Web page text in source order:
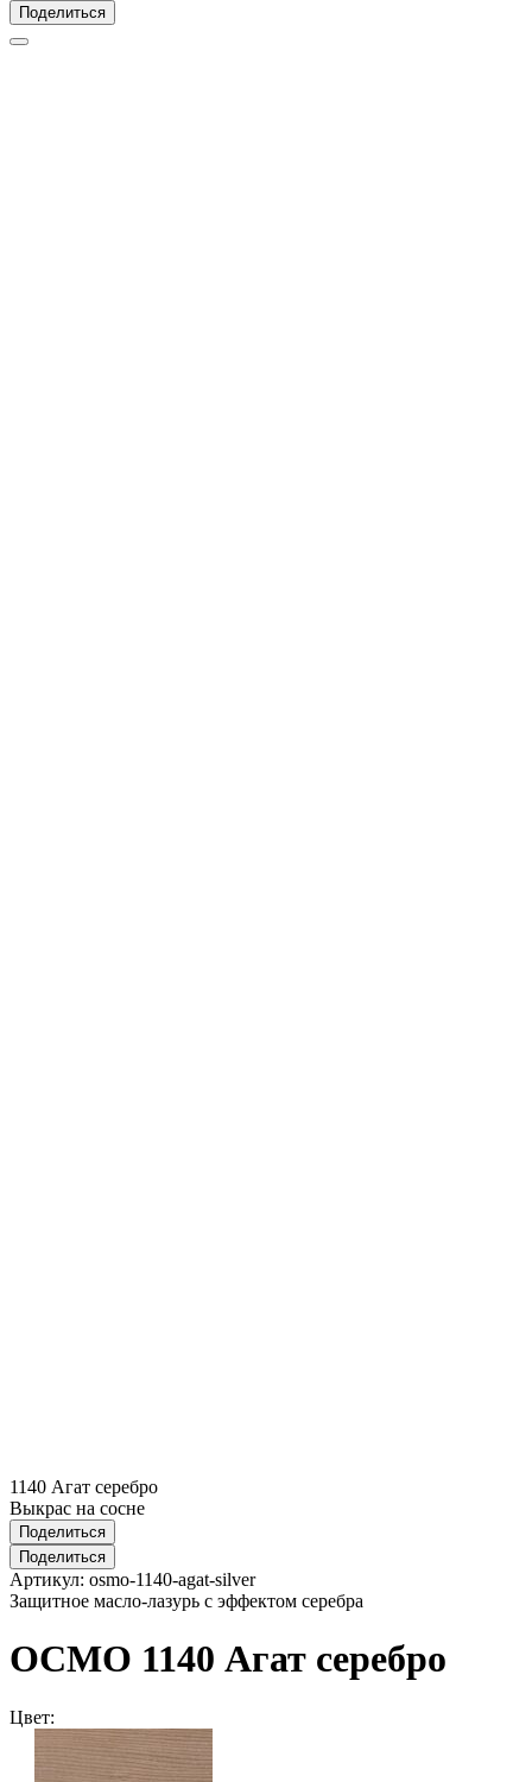
Поделиться
1140 Агат серебро
Выкрас на сосне
Поделиться
Поделиться
Артикул: osmo-1140-agat-silver
Защитное масло-лазурь с эффектом серебра
ОСМО 1140 Агат серебро
Цвет: